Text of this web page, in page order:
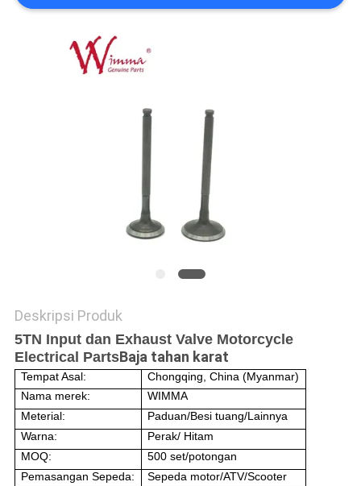
Deskripsi Produk
5TN Input dan Exhaust Valve Motorcycle
Electrical PartsBaja tahan karat
Tempat Asal:
Chongqing, China (Myanmar)
Nama merek:
WIMMA
Meterial:
Paduan/Besi tuang/Lainnya
Warna:
Perak/ Hitam
MOQ:
500 set/potongan
Pemasangan Sepeda:
Sepeda motor/ATV/Scooter